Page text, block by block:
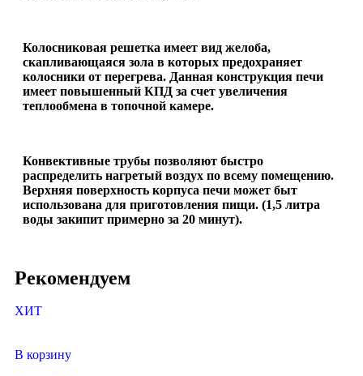
Колосниковая решетка имеет вид желоба,
скапливающаяся зола в которых предохраняет
колосники от перегрева. Данная конструкция печи
имеет повышенный КПД за счет увеличения
теплообмена в топочной камере.
Конвективные трубы позволяют быстро
распределить нагретый воздух по всему помещению.
Верхняя поверхность корпуса печи может быт
использована для приготовления пищи. (1,5 литра
воды закипит примерно за 20 минут).
Рекомендуем
ХИТ
В корзину